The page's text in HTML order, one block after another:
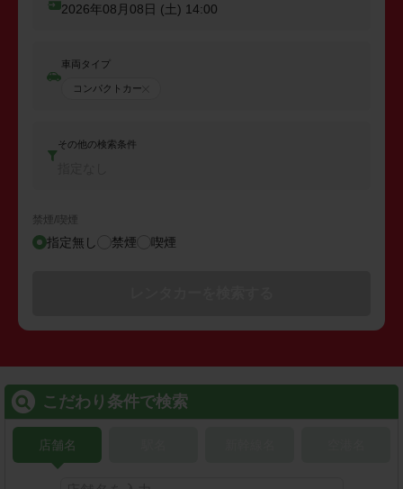
2026年08月08日 (土) 14:00
車両タイプ
コンパクトカー
その他の検索条件
禁煙/喫煙
指定無し 禁煙 喫煙
こだわり条件で検索
店舗名